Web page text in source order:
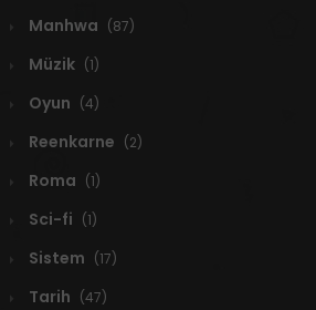
Manhwa (87)
Müzik (1)
Oyun (4)
Reenkarne (2)
Roma (1)
Sci-fi (1)
Sistem (17)
Tarih (47)